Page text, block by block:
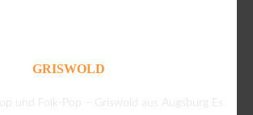
GRISWOLD
und Folk-Pop – Griswold aus Augsburg Es